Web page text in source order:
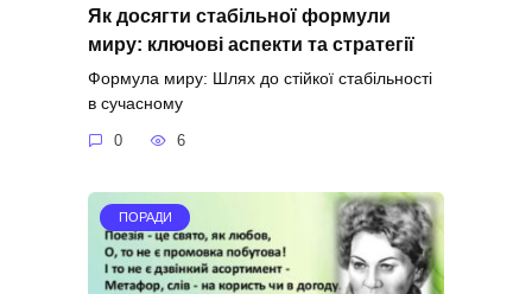
Як досягти стабільної формули
миру: ключові аспекти та стратегії
Формула миру: Шлях до стійкої стабільності
в сучасному
0 6
ПОРАДИ